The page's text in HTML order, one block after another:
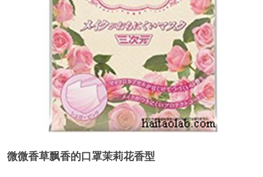
微微香草飘香的口罩茉莉花香型